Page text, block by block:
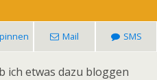
Mail SMS
ich etwas dazu bloggen